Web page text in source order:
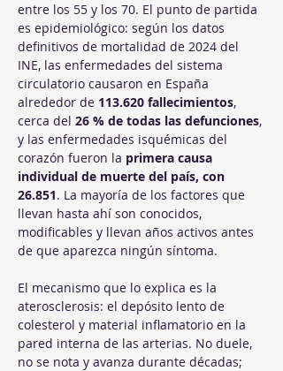
entre los 55 y los 70. El punto de partida
es epidemiológico: según los datos
definitivos de mortalidad de 2024 del
INE, las enfermedades del sistema
circulatorio causaron en España
alrededor de 113.620 fallecimientos,
cerca del 26 % de todas las defunciones,
y las enfermedades isquémicas del
corazón fueron la primera causa
individual de muerte del país, con
26.851. La mayoría de los factores que
llevan hasta ahí son conocidos,
modificables y llevan años activos antes
de que aparezca ningún síntoma.
El mecanismo que lo explica es la
aterosclerosis: el depósito lento de
colesterol y material inflamatorio en la
pared interna de las arterias. No duele,
no se nota y avanza durante décadas;